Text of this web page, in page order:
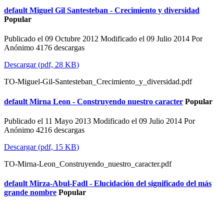
default Miguel Gil Santesteban - Crecimiento y diversidad
Popular
Publicado el 09 Octubre 2012 Modificado el 09 Julio 2014 Por
Anónimo 4176 descargas
Descargar(pdf, 28 KB)
TO-Miguel-Gil-Santesteban_Crecimiento_y_diversidad.pdf
default Mirna Leon - Construyendo nuestro caracter Popular
Publicado el 11 Mayo 2013 Modificado el 09 Julio 2014 Por
Anónimo 4216 descargas
Descargar(pdf, 15 KB)
TO-Mirna-Leon_Construyendo_nuestro_caracter.pdf
default Mirza-Abul-Fadl - Elucidación del significado del más
grande nombre Popular